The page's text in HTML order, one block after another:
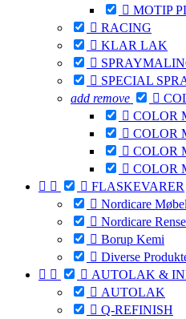
 MOTIP
 RACING
 KLAR LAK

 SPECIAL
add remove 
 COLOR
 COLOR
 COLOR
 COLOR
   FLASKEVARER
 Nordicare
 Nordicare
 Borup Kemi
 Diverse
   AUTOLAK &
 AUTOLAK
 Q-REFINISH